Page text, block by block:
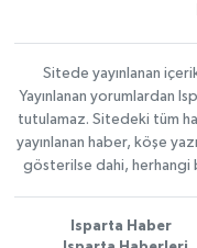
Sitede yayınlanan
Yayınlanan yorumlardan
tutulamaz. Sitedeki tüm
yayınlanan haber, köşe
gösterilse dahi, herhangi
Isparta Haber